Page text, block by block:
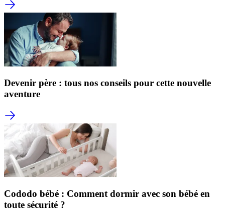
Devenir père : tous nos conseils pour cette nouvelle
aventure
Cododo bébé : Comment dormir avec son bébé en
toute sécurité ?